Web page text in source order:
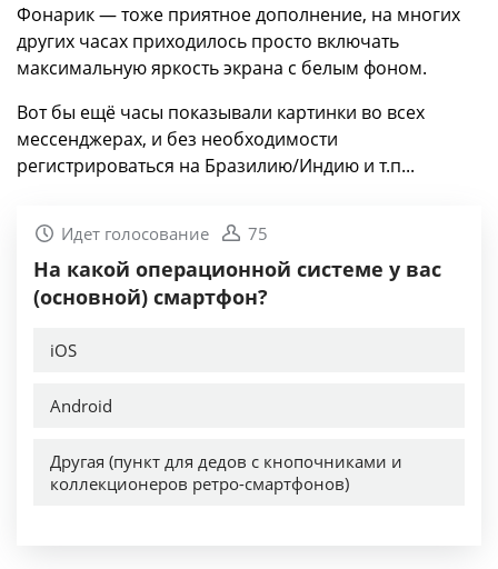
Фонарик — тоже приятное дополнение, на многих
других часах приходилось просто включать
максимальную яркость экрана с белым фоном.
Вот бы ещё часы показывали картинки во всех
мессенджерах, и без необходимости
регистрироваться на Бразилию/Индию и т.п...